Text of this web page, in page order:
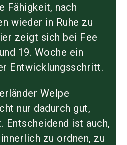
Fähigkeit, nach
wieder in Ruhe zu
zeigt sich bei Fee
19. Woche ein
Entwicklungsschritt.
Welpe
nur dadurch gut,
Entscheidend ist auch,
zu ordnen, zu